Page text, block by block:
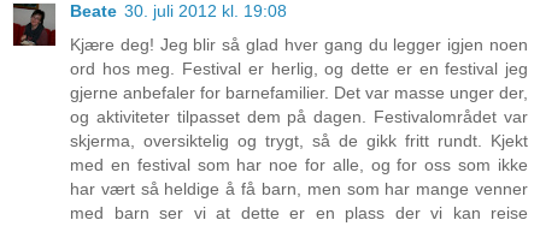
Beate 30. juli 2012 kl. 19:08
Kjære deg! Jeg blir så glad hver gang du legger igjen noen
ord hos meg. Festival er herlig, og dette er en festival jeg
gjerne anbefaler for barnefamilier. Det var masse unger der,
og aktiviteter tilpasset dem på dagen. Festivalområdet var
skjerma, oversiktelig og trygt, så de gikk fritt rundt. Kjekt
med en festival som har noe for alle, og for oss som ikke
har vært så heldige å få barn, men som har mange venner
med barn ser vi at dette er en plass der vi kan reise